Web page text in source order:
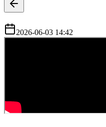
2026-06-03 14:42